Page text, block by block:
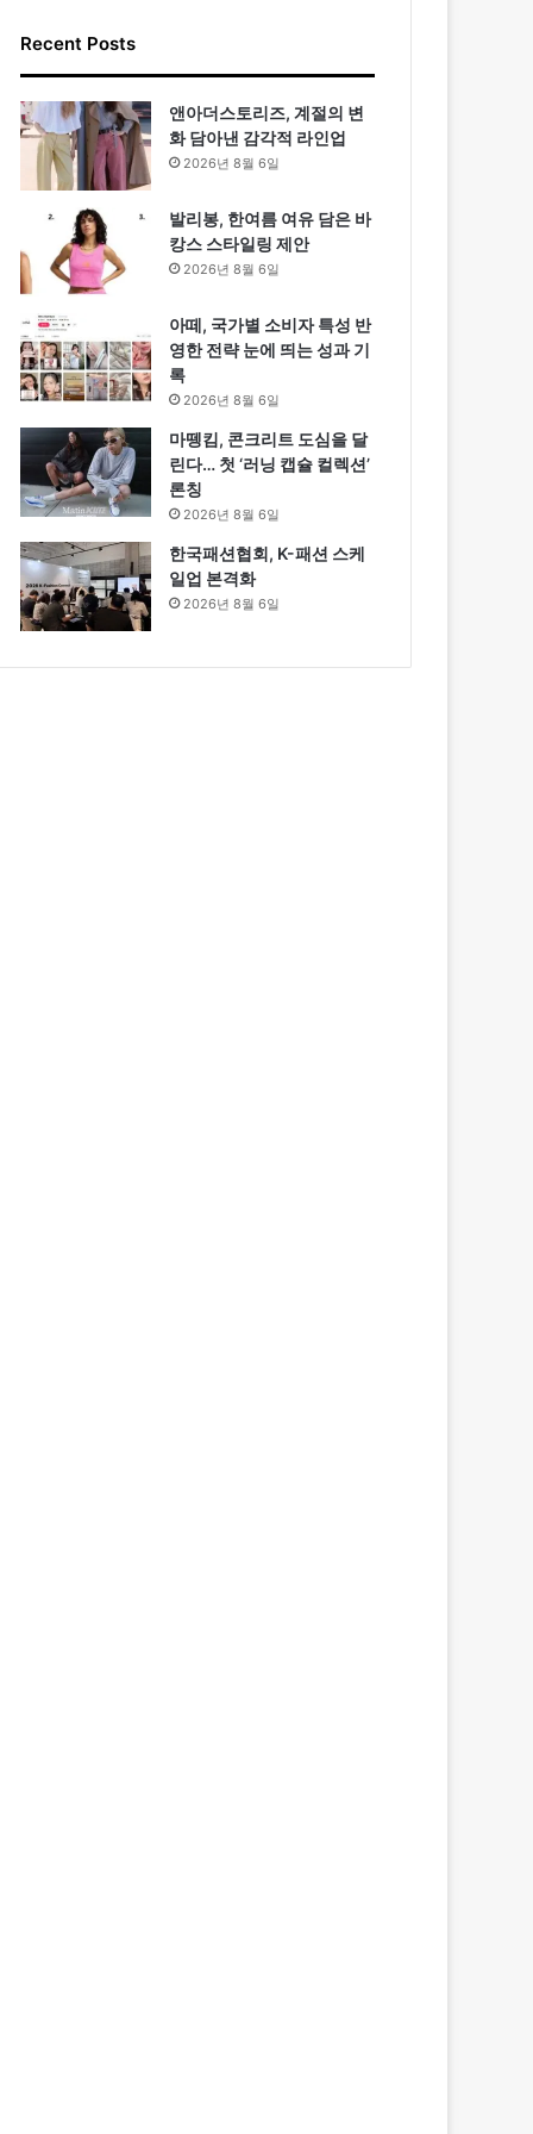
Recent Posts
앤아더스토리즈, 계절의 변
화 담아낸 감각적 라인업
2026년 8월 6일
발리봉, 한여름 여유 담은 바
캉스 스타일링 제안
2026년 8월 6일
아떼, 국가별 소비자 특성 반
영한 전략 눈에 띄는 성과 기
록
2026년 8월 6일
마뗑킴, 콘크리트 도심을 달
린다… 첫 ‘러닝 캡슐 컬렉션’
론칭
2026년 8월 6일
한국패션협회, K-패션 스케
일업 본격화
2026년 8월 6일